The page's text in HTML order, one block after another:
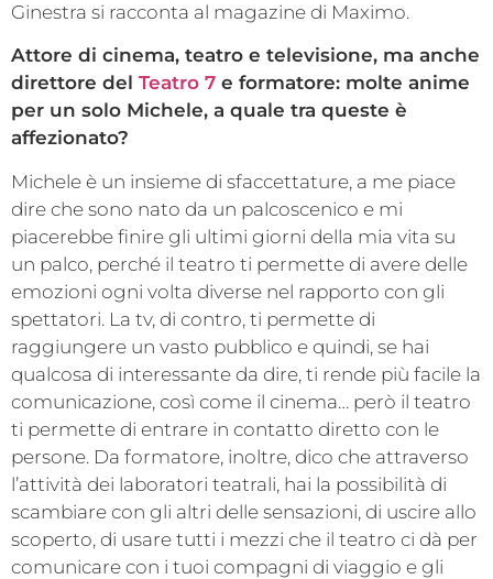
Ginestra si racconta al magazine di Maximo.
Attore di cinema, teatro e televisione, ma anche
direttore del Teatro 7 e formatore: molte anime
per un solo Michele, a quale tra queste è
affezionato?
Michele è un insieme di sfaccettature, a me piace
dire che sono nato da un palcoscenico e mi
piacerebbe finire gli ultimi giorni della mia vita su
un palco, perché il teatro ti permette di avere delle
emozioni ogni volta diverse nel rapporto con gli
spettatori. La tv, di contro, ti permette di
raggiungere un vasto pubblico e quindi, se hai
qualcosa di interessante da dire, ti rende più facile la
comunicazione, così come il cinema… però il teatro
ti permette di entrare in contatto diretto con le
persone. Da formatore, inoltre, dico che attraverso
l’attività dei laboratori teatrali, hai la possibilità di
scambiare con gli altri delle sensazioni, di uscire allo
scoperto, di usare tutti i mezzi che il teatro ci dà per
comunicare con i tuoi compagni di viaggio e gli